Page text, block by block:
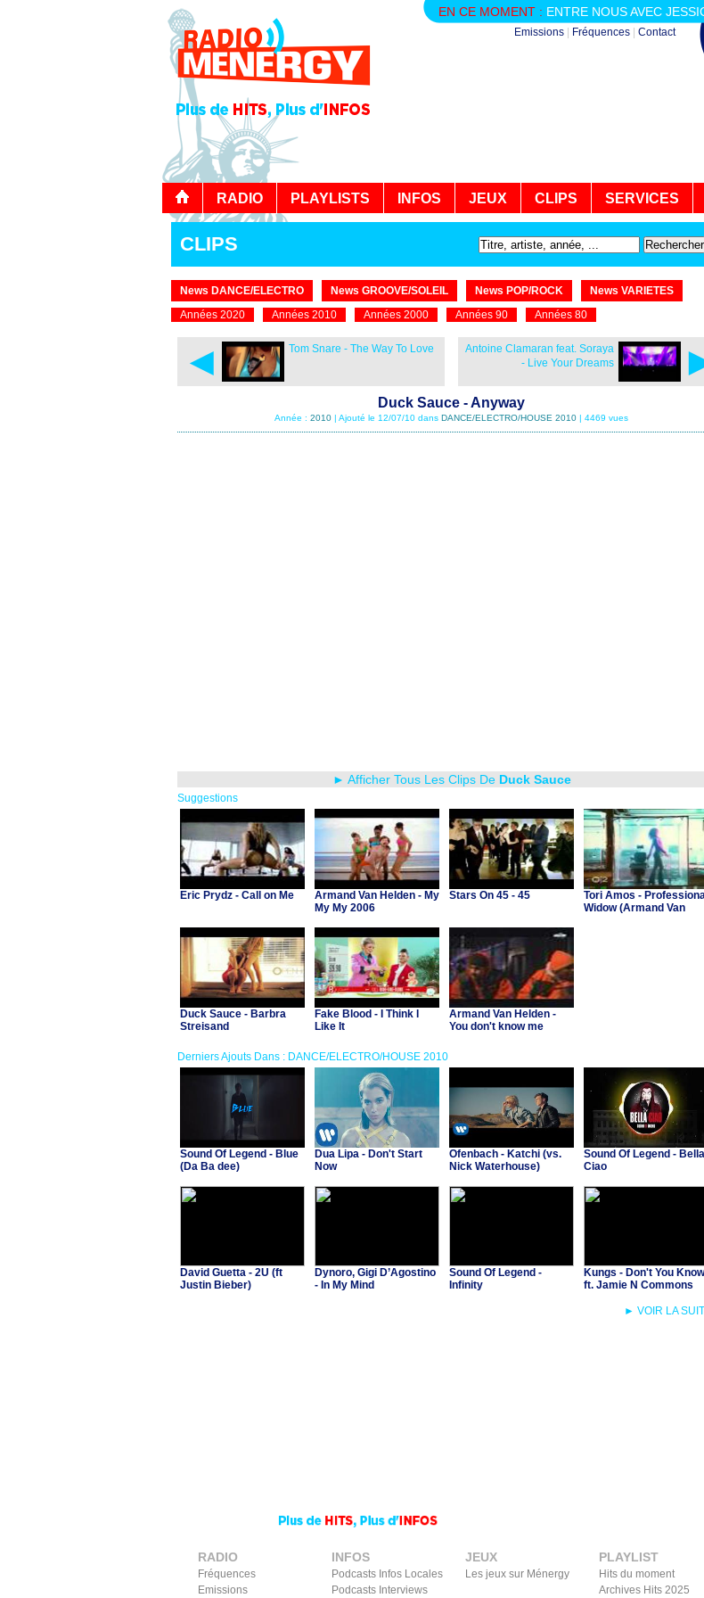
EN CE MOMENT : ENTRE NOUS AVEC
Emissions Fréquences Contact
RADIO PLAYLISTS INFOS JEUX CLIPS SERVICES
CLIPS
News DANCE/ELECTRO News GROOVE/SOLEIL News POP/ROCK
News VARIETES
Années 2020
Années 2010 Années 2000 Années 90 Années 80
◄ Tom Snare - The Way To Love
Antoine Clamaran feat. Soraya
- Live Your Dreams
Duck Sauce - Anyway
Année : 2010 | Ajouté le 12/07/10 dans DANCE/ELECTRO/HOUSE 2010 | 4469 vues
► Afficher Tous Les Clips De Duck Sauce
Suggestions
Eric Prydz - Call on Me
Armand Van Helden - My
My My 2006
Stars On 45 - 45
Tori Amos -
Widow (Armand Van
Duck Sauce - Barbra
Streisand
Fake Blood - I Think I
Like It
Armand Van Helden -
You don't know me
Derniers Ajouts Dans : DANCE/ELECTRO/HOUSE 2010
Sound Of Legend - Blue
(Da Ba dee)
Dua Lipa - Don't Start
Now
Ofenbach - Katchi (vs.
Nick Waterhouse)
Sound Of Legend - Bella
Ciao
David Guetta - 2U (ft
Justin Bieber)
Dynoro, Gigi D’Agostino
- In My Mind
Sound Of Legend -
Infinity
Kungs - Don't You Know
ft. Jamie N Commons
► VOIR LA
RADIO
Fréquences
Emissions
INFOS
Podcasts Infos Locales
Podcasts Interviews
JEUX
Les jeux sur Ménergy
PLAYLIST
Hits du moment
Archives Hits 2025